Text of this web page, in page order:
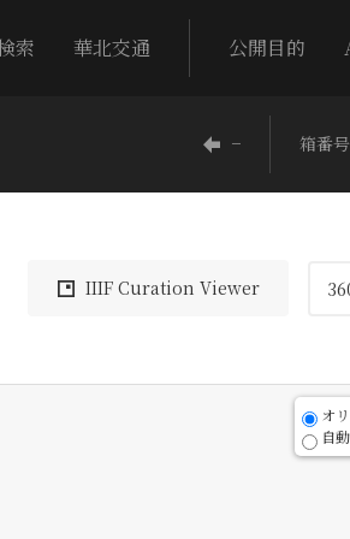
索 華北交通 公開目的
− 箱番
IIIF Curation Viewer
オ
自